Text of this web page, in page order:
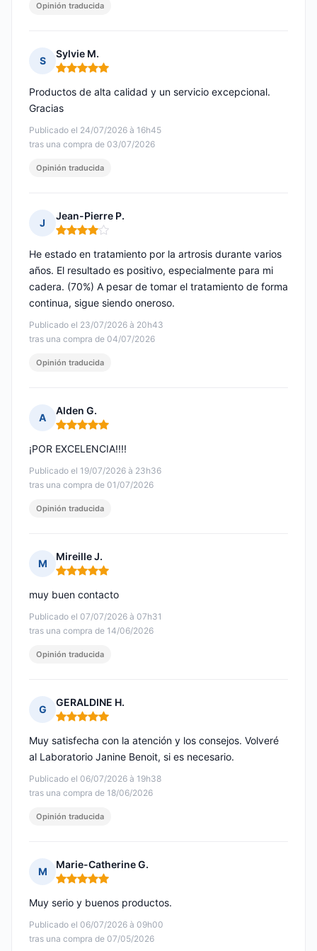
Opinión traducida
S
Sylvie M.
Nota: 5 de 5
Publicado el 24/07/2026 à 16h45
tras una compra de 03/07/2026
Productos de alta calidad y un servicio excepcional.
Gracias
Opinión traducida
J
Jean-Pierre P.
Nota: 4 de 5
Publicado el 23/07/2026 à 20h43
tras una compra de 04/07/2026
He estado en tratamiento por la artrosis durante varios
años. El resultado es positivo, especialmente para mi
cadera. (70%) A pesar de tomar el tratamiento de forma
continua, sigue siendo oneroso.
Opinión traducida
A
Alden G.
Nota: 5 de 5
Publicado el 19/07/2026 à 23h36
tras una compra de 01/07/2026
¡POR EXCELENCIA!!!!
Opinión traducida
M
Mireille J.
Nota: 5 de 5
Publicado el 07/07/2026 à 07h31
tras una compra de 14/06/2026
muy buen contacto
Opinión traducida
G
GERALDINE H.
Nota: 5 de 5
Publicado el 06/07/2026 à 19h38
tras una compra de 18/06/2026
Muy satisfecha con la atención y los consejos. Volveré
al Laboratorio Janine Benoit, si es necesario.
Opinión traducida
M
Marie-Catherine G.
Nota: 5 de 5
Publicado el 06/07/2026 à 09h00
tras una compra de 07/05/2026
Muy serio y buenos productos.